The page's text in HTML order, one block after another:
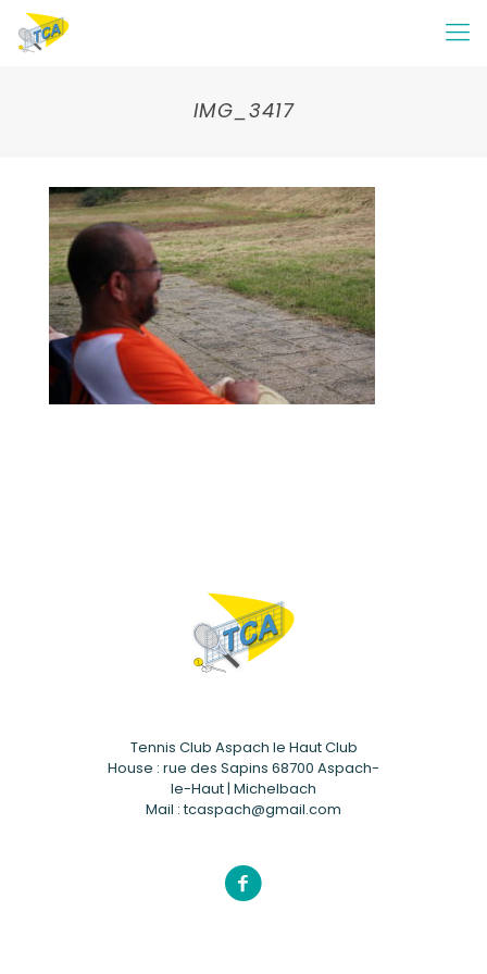
IMG_3417
Tennis Club Aspach le Haut Club
House : rue des Sapins 68700 Aspach-
le-Haut | Michelbach
Mail : tcaspach@gmail.com